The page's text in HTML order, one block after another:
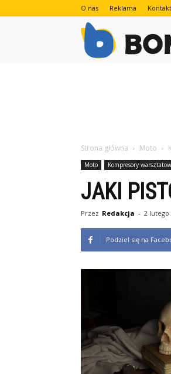
O nas Reklama Kontakt
Strona główna Moto
Moto Kompresory
JAKI
Przez Redakcja - 2 lutego
Podziel się na